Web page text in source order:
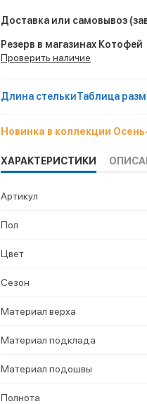
Доставка или самовывоз
Резерв в магазинах Котофей
Проверить наличие
Длина стелькиТаблица
Новинка в коллекции
ХАРАКТЕРИСТИКИ
Артикул
Пол
Цвет
Сезон
Материал верха
Материал подклада
Материал подошвы
Полнота